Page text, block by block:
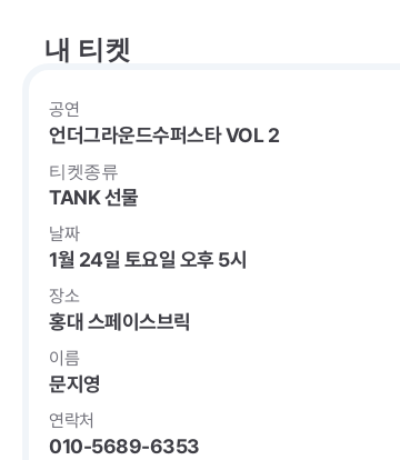
내 티켓
공연
언더그라운드수퍼스타 VOL 2
티켓종류
TANK 선물
날짜
1월 24일 토요일 오후 5시
장소
홍대 스페이스브릭
이름
문지영
연락처
010-5689-6353